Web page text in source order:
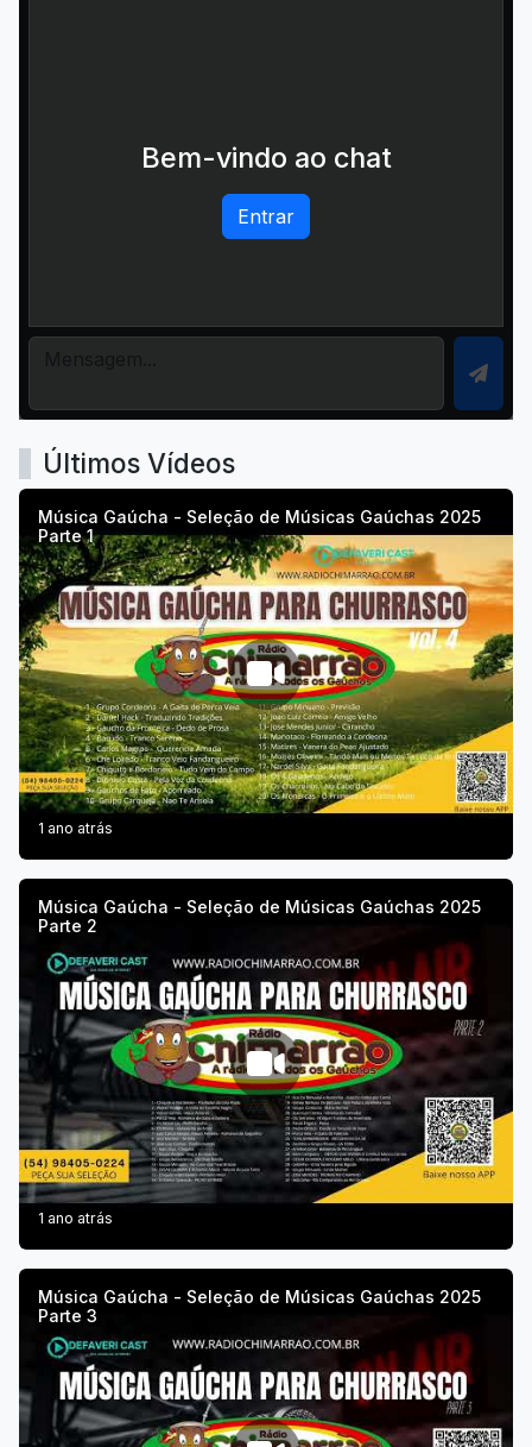
Bem-vindo ao chat
Entrar
Últimos Vídeos
Música Gaúcha - Seleção de Músicas Gaúchas 2025
Parte 1
1 ano atrás
Música Gaúcha - Seleção de Músicas Gaúchas 2025
Parte 2
1 ano atrás
Música Gaúcha - Seleção de Músicas Gaúchas 2025
Parte 3